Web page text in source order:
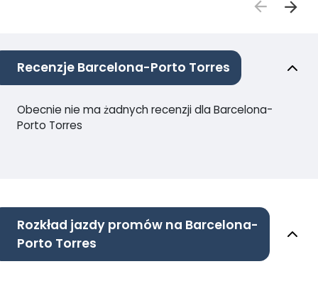
Recenzje Barcelona-Porto Torres
Obecnie nie ma żadnych recenzji dla Barcelona-
Porto Torres
Rozkład jazdy promów na Barcelona-
Porto Torres